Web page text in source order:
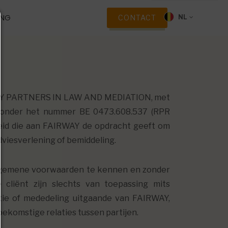
NL
CONTACT
IN LAW AND MEDIATION, met
het nummer BE 0473.608.537 (RPR
die aan FAIRWAY de opdracht geeft om
of bemiddeling.
voorwaarden te kennen en zonder
cliënt zijn slechts van toepassing mits
of mededeling uitgaande van FAIRWAY,
relaties tussen partijen.